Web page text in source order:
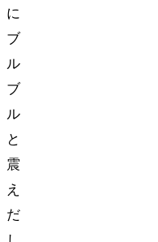
に
ブ
ル
ブ
ル
と
震
え
だ